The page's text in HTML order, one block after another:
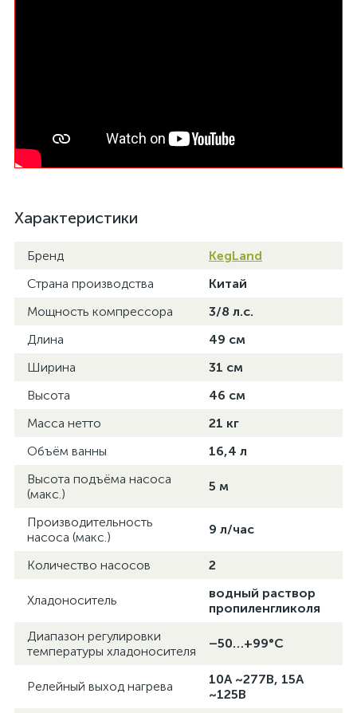
Характеристики
Бренд
KegLand
Страна производства
Китай
Мощность компрессора
3/8 л.с.
Длина
49 см
Ширина
31 см
Высота
46 см
Масса нетто
21 кг
Объём ванны
16,4 л
Высота подъёма насоса
(макс.)
5 м
Производительность
насоса (макс.)
9 л/час
Количество насосов 2
Хладоноситель
водный раствор
пропиленгликоля
Диапазон регулировки
температуры хладоносителя
–50…+99°C
Релейный выход нагрева
10А ~277В, 15А
~125В